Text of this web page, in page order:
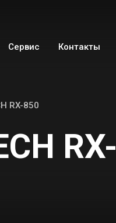
Сервис Контакты
RX-850
RX-